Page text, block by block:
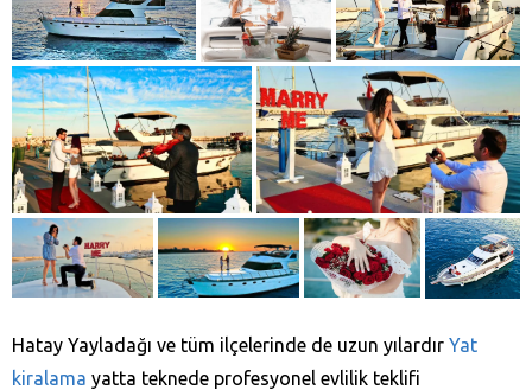
Hatay Yayladağı‎ ve tüm ilçelerinde de uzun yılardır Yat
kiralama yatta teknede profesyonel evlilik teklifi